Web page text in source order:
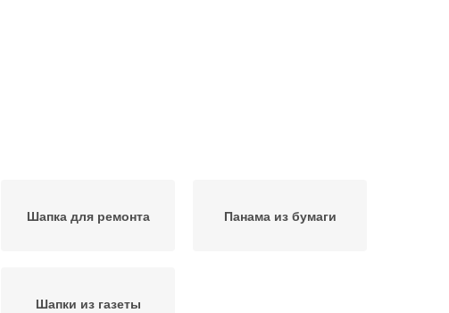
Шапка для ремонта Панама из бумаги
Шапки из газеты